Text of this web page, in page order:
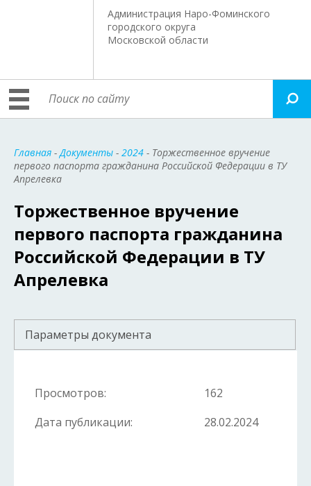
Администрация Наро-Фоминского
городского округа
Московской области
Главная -Документы - 2024 - Торжественное вручение
первого паспорта гражданина Российской Федерации в ТУ
Апрелевка
Торжественное вручение
первого паспорта гражданина
Российской Федерации в ТУ
Апрелевка
Параметры документа
Просмотров:
162
Дата публикации:
28.02.2024